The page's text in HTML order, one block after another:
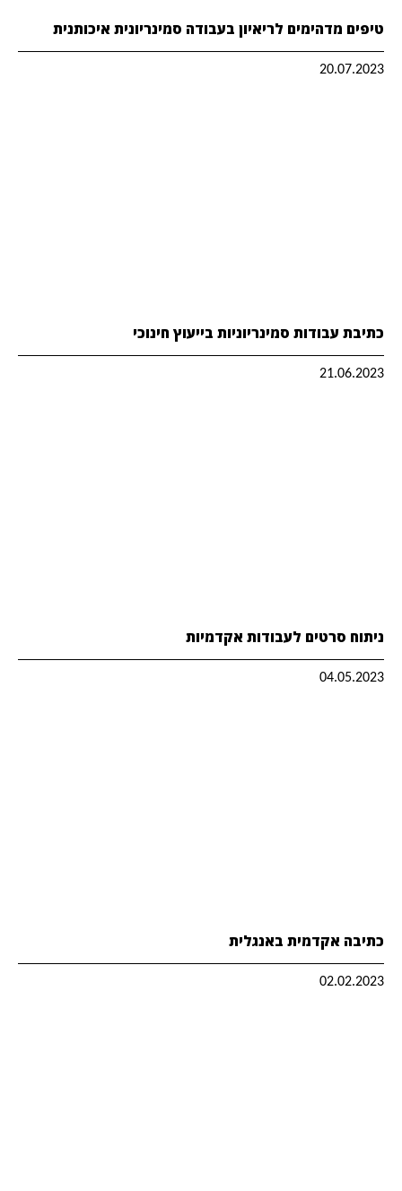
טיפים מדהימים לריאיון בעבודה סמינריונית איכותנית
20.07.2023
כתיבת עבודות סמינריוניות בייעוץ חינוכי
21.06.2023
ניתוח סרטים לעבודות אקדמיות
04.05.2023
כתיבה אקדמית באנגלית
02.02.2023